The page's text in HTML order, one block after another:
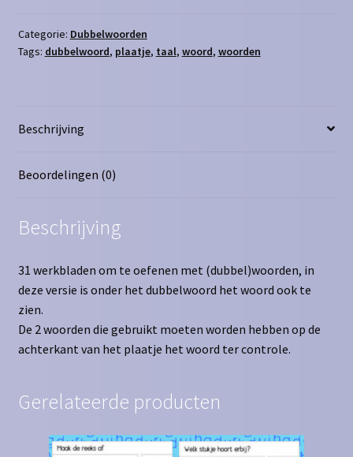
Categorie: Dubbelwoorden
Tags: dubbelwoord, plaatje, taal, woord, woorden
Beschrijving
Beoordelingen (0)
Beschrijving
31 werkbladen om te oefenen met (dubbel)woorden, in
deze versie is onder het dubbelwoord het woord ook te
zien.
De 2 woorden die gebruikt moeten worden hebben op de
achterkant van het plaatje het woord ter controle.
Gerelateerde producten